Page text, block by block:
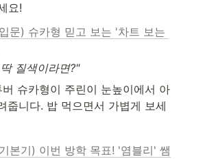
요!
문) 슈카형 믿고 보는 '차트 보는
질색이라면?"
슈카형이 주린이 눈높이에서 아
줍니다. 밥 먹으면서 가볍게 보세
본기) 이번 방학 목표! '염블리' 쌤